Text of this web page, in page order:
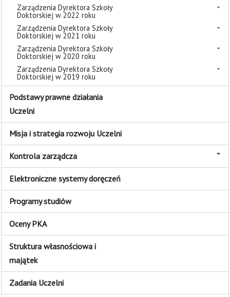
Zarządzenia Dyrektora Szkoły
Doktorskiej w 2022 roku
Zarządzenia Dyrektora Szkoły
Doktorskiej w 2021 roku
Zarządzenia Dyrektora Szkoły
Doktorskiej w 2020 roku
Zarządzenia Dyrektora Szkoły
Doktorskiej w 2019 roku
Podstawy prawne działania
Uczelni
Misja i strategia rozwoju Uczelni
Kontrola zarządcza
Elektroniczne systemy doręczeń
Programy studiów
Oceny PKA
Struktura własnościowa i
majątek
Zadania Uczelni